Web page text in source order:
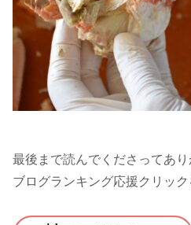
最後まで読んでくださってあり
ブログランキング応援クリック